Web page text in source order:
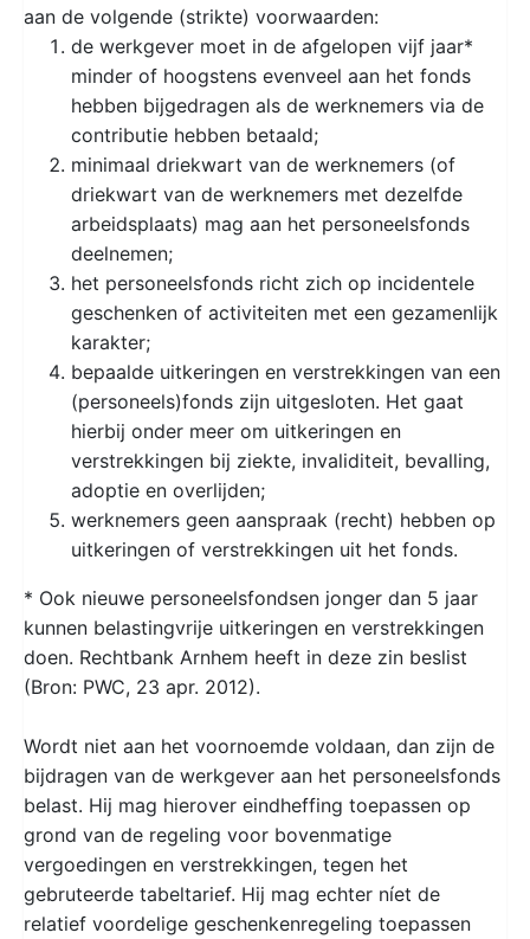
aan de volgende (strikte) voorwaarden:
de werkgever moet in de afgelopen vijf jaar*
minder of hoogstens evenveel aan het fonds
hebben bijgedragen als de werknemers via de
contributie hebben betaald;
minimaal driekwart van de werknemers (of
driekwart van de werknemers met dezelfde
arbeidsplaats) mag aan het personeelsfonds
deelnemen;
het personeelsfonds richt zich op incidentele
geschenken of activiteiten met een gezamenlijk
karakter;
bepaalde uitkeringen en verstrekkingen van een
(personeels)fonds zijn uitgesloten. Het gaat
hierbij onder meer om uitkeringen en
verstrekkingen bij ziekte, invaliditeit, bevalling,
adoptie en overlijden;
werknemers geen aanspraak (recht) hebben op
uitkeringen of verstrekkingen uit het fonds.
* Ook nieuwe personeelsfondsen jonger dan 5 jaar
kunnen belastingvrije uitkeringen en verstrekkingen
doen. Rechtbank Arnhem heeft in deze zin beslist
(Bron: PWC, 23 apr. 2012).
Wordt niet aan het voornoemde voldaan, dan zijn de
bijdragen van de werkgever aan het personeelsfonds
belast. Hij mag hierover eindheffing toepassen op
grond van de regeling voor bovenmatige
vergoedingen en verstrekkingen, tegen het
gebruteerde tabeltarief. Hij mag echter níet de
relatief voordelige geschenkenregeling toepassen